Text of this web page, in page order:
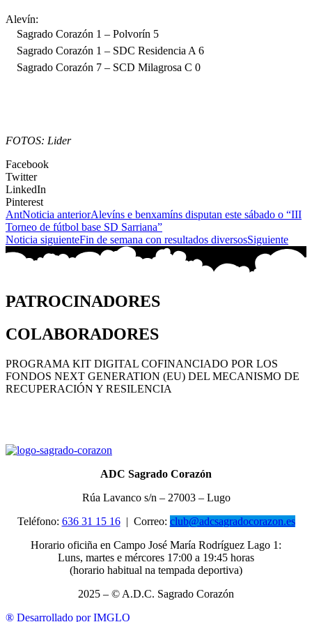
Alevín:
Sagrado Corazón 1 – Polvorín 5
Sagrado Corazón 1 – SDC Residencia A 6
Sagrado Corazón 7 – SCD Milagrosa C 0
FOTOS: Lider
Facebook
Twitter
LinkedIn
Pinterest
AntNoticia anteriorAlevíns e benxamíns disputan este sábado o “III
Torneo de fútbol base SD Sarriana”
Noticia siguienteFin de semana con resultados diversosSiguiente
PATROCINADORES
COLABORADORES
PROGRAMA KIT DIGITAL COFINANCIADO POR LOS
FONDOS NEXT GENERATION (EU) DEL MECANISMO DE
RECUPERACIÓN Y RESILENCIA
ADC Sagrado Corazón
Rúa Lavanco s/n – 27003 – Lugo
Teléfono: 636 31 15 16| Correo: club@adcsagradocorazon.es
Horario oficiña en Campo José María Rodríguez Lago 1:
Luns, martes e mércores 17:00 a 19:45 horas
(horario habitual na tempada deportiva)
2025 – © A.D.C. Sagrado Corazón
® Desarrollado por IMGLO